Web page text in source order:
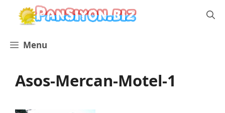
İçeriğe
Menu
Asos-Mercan-Motel-1